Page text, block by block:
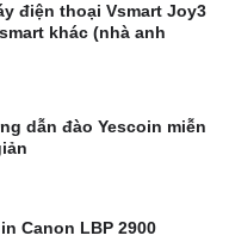
điện thoại Vsmart Joy3
khác (nhà anh
dẫn đào Yescoin miễn
Canon LBP 2900